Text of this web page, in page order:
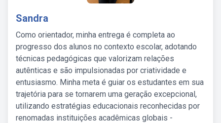
Sandra
Como orientador, minha entrega é completa ao
progresso dos alunos no contexto escolar, adotando
técnicas pedagógicas que valorizam relações
autênticas e são impulsionadas por criatividade e
entusiasmo. Minha meta é guiar os estudantes em sua
trajetória para se tornarem uma geração excepcional,
utilizando estratégias educacionais reconhecidas por
renomadas instituições acadêmicas globais -